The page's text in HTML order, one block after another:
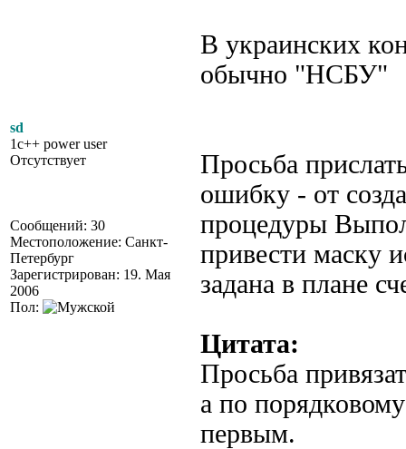
sd
1c++ power user
Отсутствует
Сообщений: 30
Местоположение: Санкт-
Петербург
Зарегистрирован: 19. Мая
2006
Пол:
В украинских
обычно "НСБУ"
Просьба
ошибку - от
процедуры
привести маску
задана в плане
Цитата:
Просьба
а по
первым.